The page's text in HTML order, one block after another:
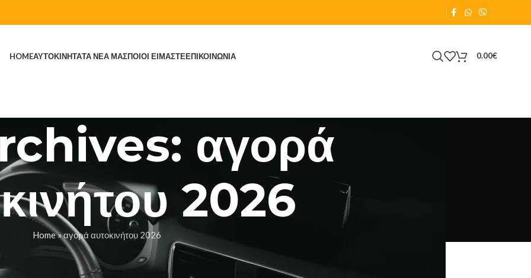
HOMEΑΥΤΟΚΙΝΗΤΑΤΑ ΝΕΑ ΜΑΣΠΟΙΟΙ ΕΙΜΑΣΤΕΕΠΙΚΟΙΝΩΝΙΑ 0.00€
αγορά
2026
Home»αγορά αυτοκινήτου 2026